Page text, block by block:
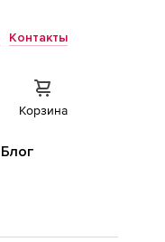
Контакты
Корзина
Блог